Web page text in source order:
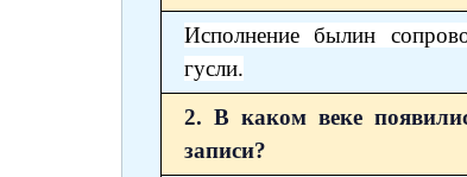
10 класс
11 класс
Исполнение былин
гусли.
2. В каком веке
записи?